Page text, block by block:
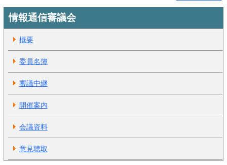
情報通信審議会
概要
委員名簿
審議中継
開催案内
会議資料
意見聴取